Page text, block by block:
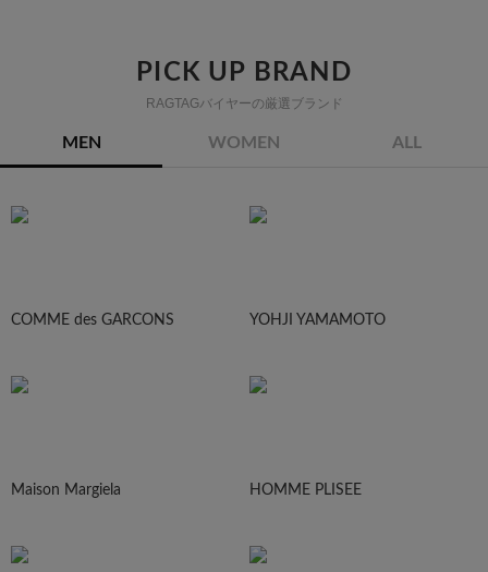
PICK UP BRAND
RAGTAGバイヤーの厳選ブランド
MEN WOMEN ALL
COMME des GARCONS YOHJI YAMAMOTO
Maison Margiela HOMME PLISEE